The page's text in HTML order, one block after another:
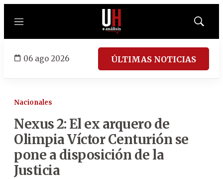
Menú
Mostrar
06 ago 2026 ÚLTIMAS NOTICIAS
Nacionales
Nexus 2: El ex arquero de
Olimpia Víctor Centurión se
pone a disposición de la
Justicia